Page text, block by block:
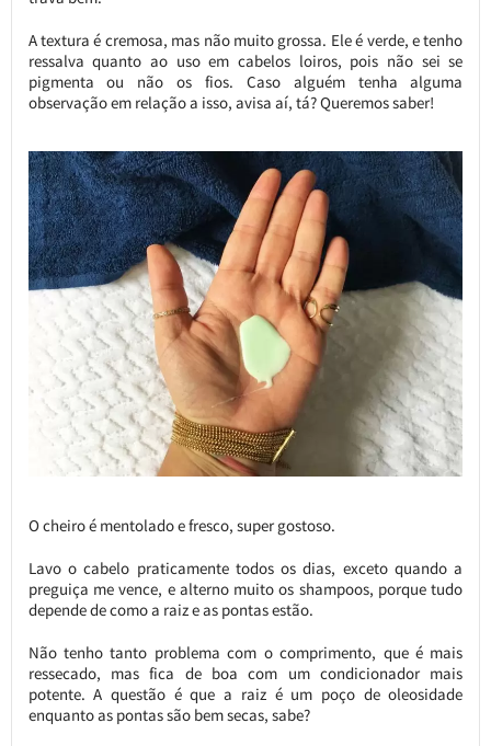
A textura é cremosa, mas não muito grossa. Ele é verde, e tenho
ressalva quanto ao uso em cabelos loiros, pois não sei se
pigmenta ou não os fios. Caso alguém tenha alguma
observação em relação a isso, avisa aí, tá? Queremos saber!
O cheiro é mentolado e fresco, super gostoso.
Lavo o cabelo praticamente todos os dias, exceto quando a
preguiça me vence, e alterno muito os shampoos, porque tudo
depende de como a raiz e as pontas estão.
Não tenho tanto problema com o comprimento, que é mais
ressecado, mas fica de boa com um condicionador mais
potente. A questão é que a raiz é um poço de oleosidade
enquanto as pontas são bem secas, sabe?